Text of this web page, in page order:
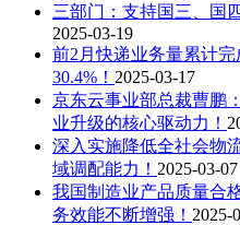
三部门：支持国三、国
2025-03-19
前2月快递业务量累计
30.4%！ 2025-03-17
京东云事业部总裁曹鹏
业升级的核心驱动力！
深入实施降低全社会物
域调配能力！ 2025-03-07
我国制造业产品质量合
务效能不断增强！ 2025-